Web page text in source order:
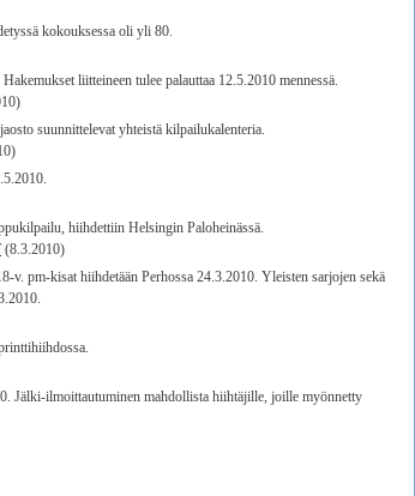
kokouksessa oli yli 80.
liitteineen tulee palauttaa 12.5.2010 mennessä.
suunnittelevat yhteistä kilpailukalenteria.
hiihdettiin Helsingin Paloheinässä.
(8.3.2010)
v. pm-kisat hiihdetään Perhossa 24.3.2010. Yleisten sarjojen sekä
Jälki-ilmoittautuminen mahdollista hiihtäjille, joille myönnetty